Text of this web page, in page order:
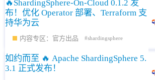
🔥ShardingSphere-On-Cloud 0.1.2 发
布！优化 Operator 部署、Terraform 支
持华为云
内容专区：官方出品 shardingsphere
如约而至 🔥 Apache ShardingSphere 5.
3.1 正式发布！